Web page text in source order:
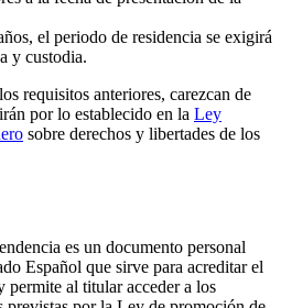
el periodo de residencia se exigirá
y custodia.
requisitos anteriores, carezcan de
por lo establecido en la Ley
sobre derechos y libertades de los
es un documento personal
Español que sirve para acreditar el
permite al titular acceder a los